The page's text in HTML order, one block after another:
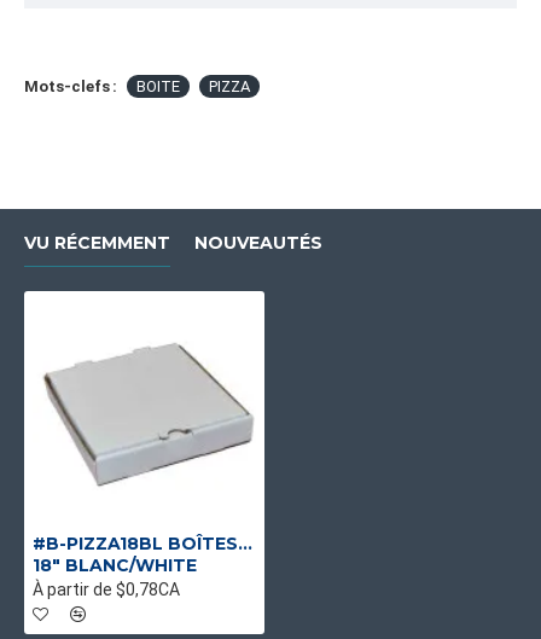
Mots-clefs : BOITE PIZZA
VU RÉCEMMENT NOUVEAUTÉS
#B-PIZZA18BL BOÎTES À PIZZA BLANCHES EN CARTON ONDULÉ
18" BLANC/WHITE
À partir de $0,78CA